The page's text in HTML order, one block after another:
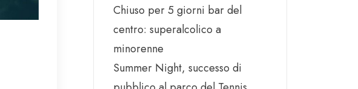
Chiuso per 5 giorni bar del
centro: superalcolico a
minorenne
Summer Night, successo di